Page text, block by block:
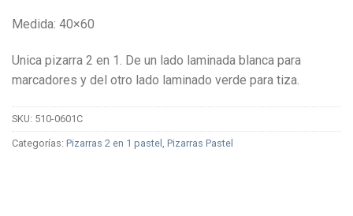
Medida: 40×60
Unica pizarra 2 en 1. De un lado laminada blanca para
marcadores y del otro lado laminado verde para tiza.
SKU: 510-0601C
Categorías: Pizarras 2 en 1 pastel Pizarras Pastel